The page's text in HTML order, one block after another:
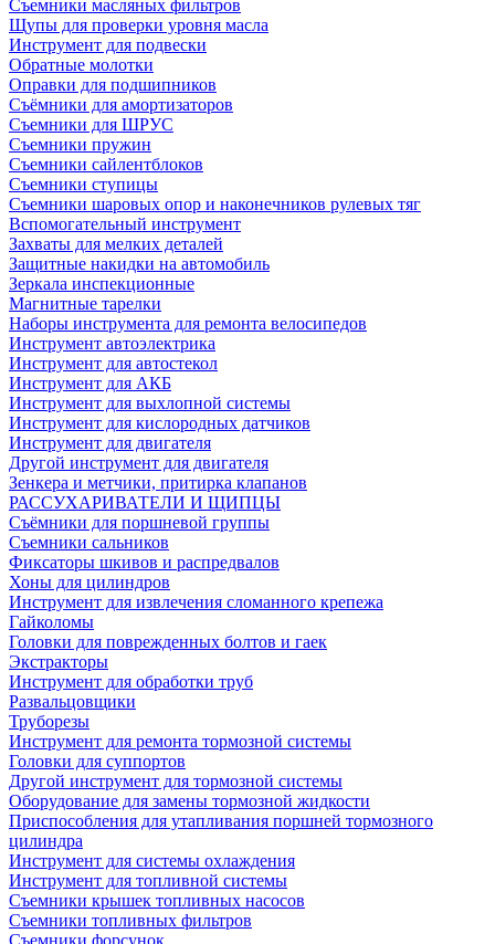
Съемники масляных фильтров
Щупы для проверки уровня масла
Инструмент для подвески
Обратные молотки
Оправки для подшипников
Съёмники для амортизаторов
Съемники для ШРУС
Съемники пружин
Съемники сайлентблоков
Съемники ступицы
Съемники шаровых опор и наконечников рулевых тяг
Вспомогательный инструмент
Захваты для мелких деталей
Защитные накидки на автомобиль
Зеркала инспекционные
Магнитные тарелки
Наборы инструмента для ремонта велосипедов
Инструмент автоэлектрика
Инструмент для автостекол
Инструмент для АКБ
Инструмент для выхлопной системы
Инструмент для кислородных датчиков
Инструмент для двигателя
Другой инструмент для двигателя
Зенкера и метчики, притирка клапанов
РАССУХАРИВАТЕЛИ И ЩИПЦЫ
Съёмники для поршневой группы
Съемники сальников
Фиксаторы шкивов и распредвалов
Хоны для цилиндров
Инструмент для извлечения сломанного крепежа
Гайколомы
Головки для поврежденных болтов и гаек
Экстракторы
Инструмент для обработки труб
Развальцовщики
Труборезы
Инструмент для ремонта тормозной системы
Головки для суппортов
Другой инструмент для тормозной системы
Оборудование для замены тормозной жидкости
Приспособления для утапливания поршней тормозного
цилиндра
Инструмент для системы охлаждения
Инструмент для топливной системы
Съемники крышек топливных насосов
Съемники топливных фильтров
Съемники форсунок